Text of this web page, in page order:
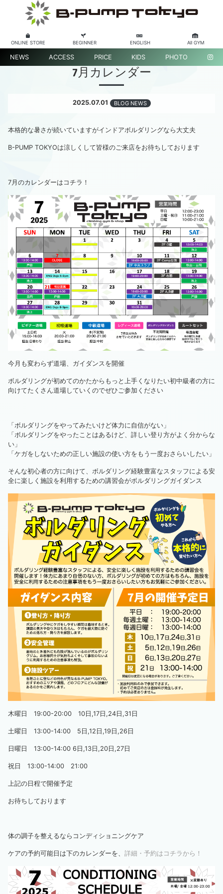
ONLINE STORE BEGINNER ENGLISH All GYM
NEWS ACCESS PRICE KIDS PHOTO
7月カレンダー
2025.07.01 BLOG NEWS
本格的な暑さが続いていますがインドアボルダリングなら大丈夫
B-PUMP TOKYOは涼しくして皆様のご来店をお待ちしております
7月のカレンダーはコチラ！
今月も変わらず道場、ガイダンスを開催
ボルダリングが初めてのかたからもっと上手くなりたい初中級者の方に
向けてたくさん道場していくのでぜひご参加ください
「ボルダリングをやってみたいけど体力に自信がない」
「ボルダリングをやったことはあるけど、詳しい登り方がよく分からな
い」
「ケガをしないための正しい施設の使い方をもう一度おさらいしたい」
そんな初心者の方に向けて、ボルダリング経験豊富なスタッフによる安
全に楽しく施設を利用するための講習会がボルダリングガイダンス
木曜日 19:00-20:00 10日,17日,24日,31日
土曜日 13:00-14:00 5日,12日,19日,26日
日曜日 13:00-14:00 6日,13日,20日,27日
祝日 13:00-14:00 21:00
上記の日程で開催予定
お待ちしております
体の調子を整えるならコンディショニングケア
ケアの予約可能日は下のカレンダーを、 詳細・予約はコチラから！